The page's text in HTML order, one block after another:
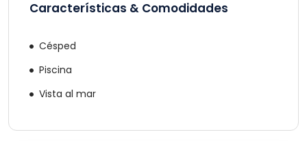
Características & Comodidades
Césped
Piscina
Vista al mar